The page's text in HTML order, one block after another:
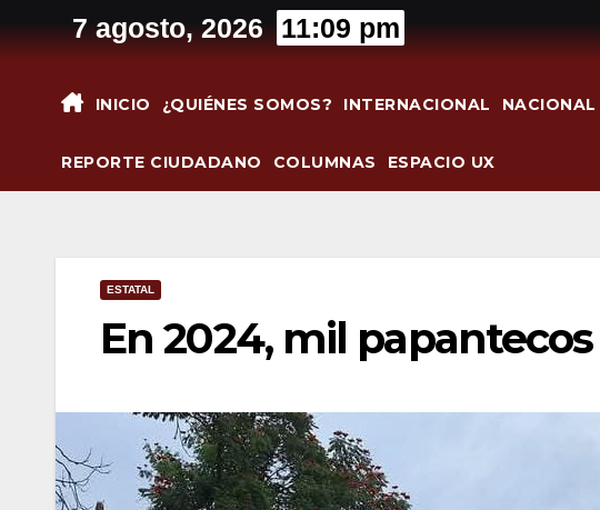
al
7 agosto, 2026 11:09 pm
INICIO ¿QUIÉNES SOMOS? INTERNACIONAL NACIONAL
REPORTE CIUDADANO COLUMNAS ESPACIO UX
ESTATAL
En 2024, mil